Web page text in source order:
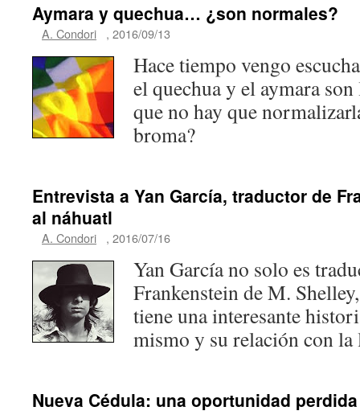
Aymara y quechua… ¿son normales?
A. Condori , 2016/09/13
Hace tiempo vengo
el quechua y el aymara
que no hay que
broma?
Entrevista a Yan García, traductor de
al náhuatl
A. Condori , 2016/07/16
Yan García no solo es
Frankenstein de M.
tiene una interesante
mismo y su relación con la
Nueva Cédula: una oportunidad perdida